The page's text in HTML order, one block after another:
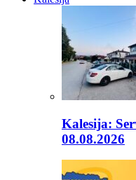
Kalesija:
08.08.2026